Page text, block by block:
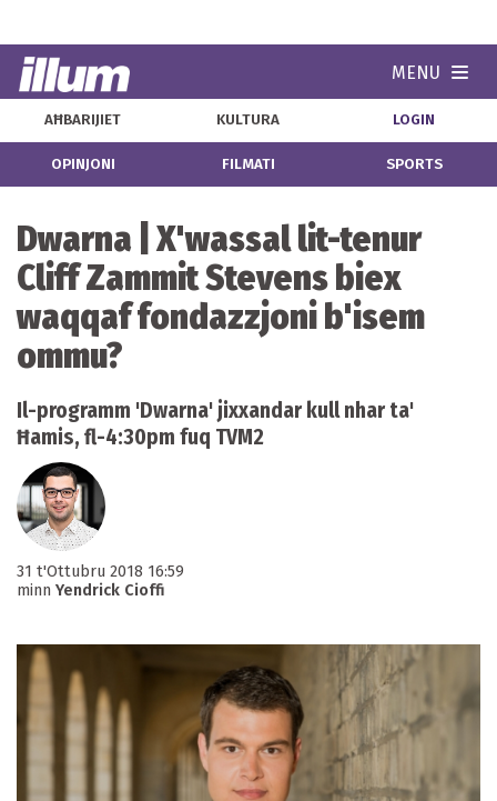
MENU
AĦBARIJIET KULTURA LOGIN
OPINJONI FILMATI SPORTS
Dwarna | X'wassal lit-tenur
Cliff Zammit Stevens biex
waqqaf fondazzjoni b'isem
ommu?
Il-programm 'Dwarna' jixxandar kull nhar ta'
Ħamis, fl-4:30pm fuq TVM2
31 t'Ottubru 2018 16:59
minn Yendrick Cioffi